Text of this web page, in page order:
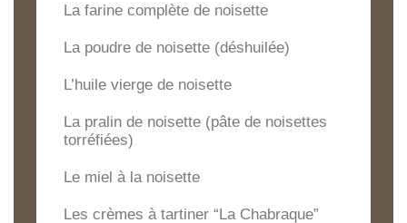
La farine complète de noisette
La poudre de noisette (déshuilée)
L’huile vierge de noisette
La pralin de noisette (pâte de noisettes
torréfiées)
Le miel à la noisette
Les crèmes à tartiner “La Chabraque”